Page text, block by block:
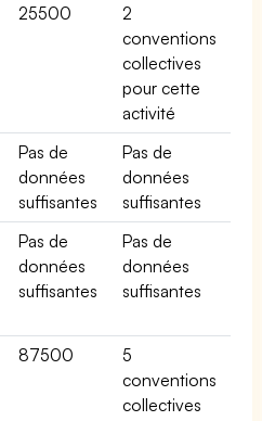
25500
2
conventions
collectives
pour cette
activité
Pas de
données
suffisantes
Pas de
données
suffisantes
Pas de
données
suffisantes
Pas de
données
suffisantes
87500
5
conventions
collectives